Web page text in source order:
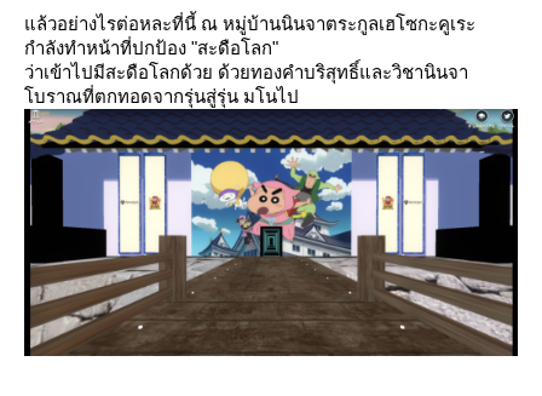
ล้วอย่างไรต่อหละที่นี้ ณ หมู่บ้านนินจาตระกูลเฮโซกะคูเระ
กำลังทำหน้าที่ปกป้อง "สะดือโลก"
ว่าเข้าไปมีสะดือโลกด้วย ด้วยทองคำบริสุทธิ์และวิชานินจา
บราณที่ตกทอดจากรุ่นสู่รุ่น มโนไป